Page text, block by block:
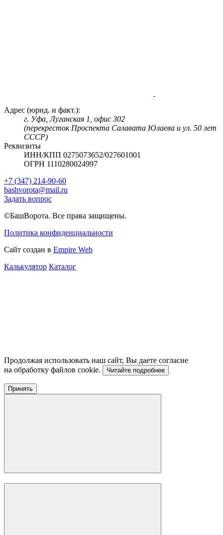
Адрес (юрид. и факт.):
г. Уфа, Луганская 1, офис 302
(перекресток Проспекта Салавата Юлаева и ул. 50 лет
СССР)
Реквизиты
ИНН/КПП 0275073652/027601001
ОГРН 1110280024997
+7 (347) 214-90-60
bashvorota@mail.ru
Задать вопрос
©БашВорота. Все права защищены.
Политика конфиденциальности
Сайт создан в Empire Web
Калькулятор Каталог
Продолжая использовать наш сайт, Вы даете согласие
на обработку файлов cookie.
Читайте подробнее
Принять